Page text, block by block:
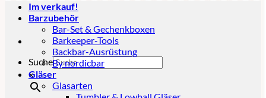
Suche
×
Im verkauf!
Barzubehör
Bar-Set & Gechenkboxen
Barkeeper-Tools
Backbar-Ausrüstung
By nordicbar
Gläser
Glasarten